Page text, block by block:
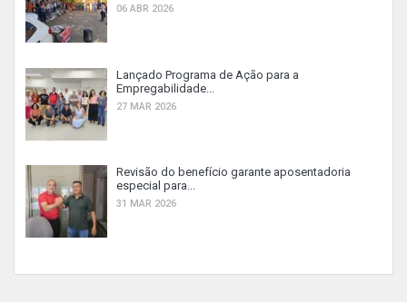
06 ABR 2026
Lançado Programa de Ação para a
Empregabilidade...
27 MAR 2026
Revisão do benefício garante aposentadoria
especial para...
31 MAR 2026